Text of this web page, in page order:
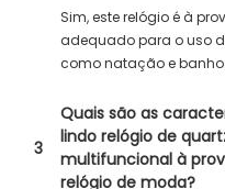
Sim, este relógio é à
adequado para o uso
como natação e banho.
3
Quais são as
lindo relógio de
multifuncional à
relógio de moda?